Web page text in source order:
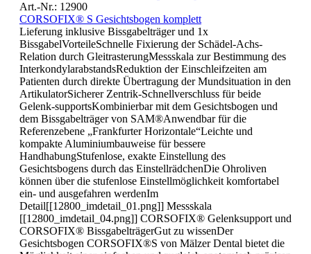
Art.-Nr.: 12900
CORSOFIX® S Gesichtsbogen komplett
Lieferung inklusive Bissgabelträger und 1x
BissgabelVorteileSchnelle Fixierung der Schädel-Achs-
Relation durch GleitrasterungMessskala zur Bestimmung des
InterkondylarabstandsReduktion der Einschleifzeiten am
Patienten durch direkte Übertragung der Mundsituation in den
ArtikulatorSicherer Zentrik-Schnellverschluss für beide
Gelenk-supportsKombinierbar mit dem Gesichtsbogen und
dem Bissgabelträger von SAM®Anwendbar für die
Referenzebene „Frankfurter Horizontale“Leichte und
kompakte Aluminiumbauweise für bessere
HandhabungStufenlose, exakte Einstellung des
Gesichtsbogens durch das EinstellrädchenDie Ohroliven
können über die stufenlose Einstellmöglichkeit komfortabel
ein- und ausgefahren werdenIm
Detail[[12800_imdetail_01.png]] Messskala
[[12800_imdetail_04.png]] CORSOFIX® Gelenksupport und
CORSOFIX® BissgabelträgerGut zu wissenDer
Gesichtsbogen CORSOFIX®S von Mälzer Dental bietet die